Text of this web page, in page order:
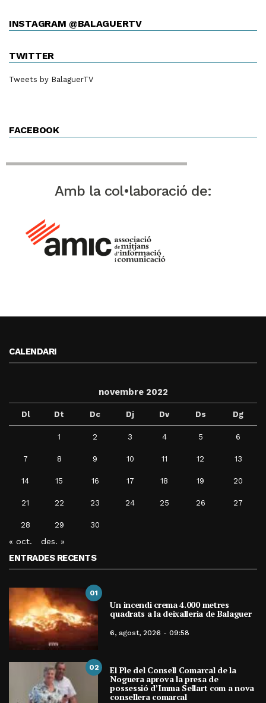
INSTAGRAM @BALAGUERTV
TWITTER
Tweets by BalaguerTV
FACEBOOK
Amb la col•laboració de:
CALENDARI
novembre 2022
Dl Dt Dc Dj Dv Ds Dg
1 2 3 4 5 6
7 8 9 10 11 12 13
14 15 16 17 18 19 20
21 22 23 24 25 26 27
28 29 30
« oct. des. »
ENTRADES RECENTS
01
Un incendi crema 4.000 metres
quadrats a la deixalleria de Balaguer
6, agost, 2026 - 09:58
02 El Ple del Consell Comarcal de la
Noguera aprova la presa de
possessió d’Imma Sellart com a nova
consellera comarcal